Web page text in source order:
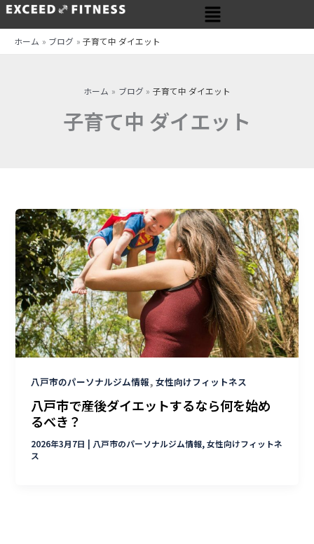
内
メ
ニ
ホーム ブログ 子育て中 ダイエット
ホーム ブログ 子育て中 ダイエット
子育て中 ダイエット
八戸市のパーソナルジム情報,女性向けフィットネス
八戸市で産後ダイエットするなら何を始め
るべき？
2026年3月7日 | 八戸市のパーソナルジム情報,女性向けフィットネ
ス